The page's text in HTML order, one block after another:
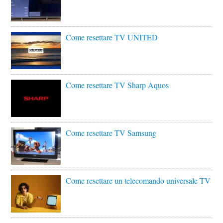
Come resettare TV UNITED
Come resettare TV Sharp Aquos
Come resettare TV Samsung
Come resettare un telecomando universale TV